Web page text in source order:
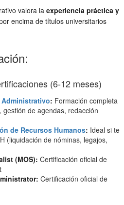
valora la experiencia práctica y
encima de títulos universitarios
(6-12 meses)
: Formación completa
de agendas, redacción
de Recursos Humanos: Ideal si te
(liquidación de nóminas, legajos,
(MOS): Certificación oficial de
Certificación oficial de